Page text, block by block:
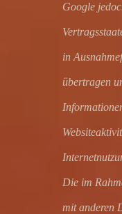
Google
in
übertragen
Die im
mit anderen